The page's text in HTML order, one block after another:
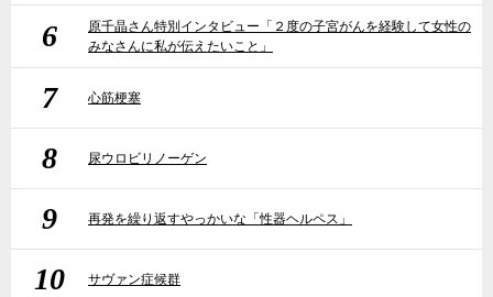
6
原千晶さん特別インタビュー「２度の子宮がんを経験して女性の
みなさんに私が伝えたいこと」
7 心筋梗塞
8 尿ウロビリノーゲン
9 再発を繰り返すやっかいな「性器ヘルペス」
10 サヴァン症候群